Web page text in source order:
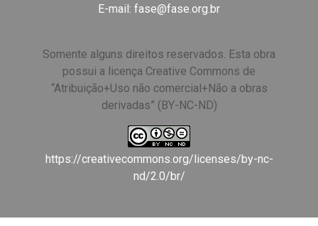
E-mail: fase@fase.org.br
Somente alguns direitos reservados. Esta obra
possui a licença Creative Commons de
“Atribuição+Uso não comercial+Não a obras
derivadas” (BY-NC-ND)
https://creativecommons.org/licenses/by-nc-
nd/2.0/br/